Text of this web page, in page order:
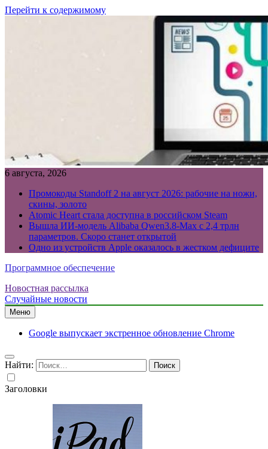
Перейти к содержимому
6 августа, 2026
Промокоды Standoff 2 на август 2026: рабочие на ножи,
скины, золото
Atomic Heart стала доступна в российском Steam
Вышла ИИ-модель Alibaba Qwen3.8-Max с 2,4 трлн
параметров. Скоро станет открытой
Одно из устройств Apple оказалось в жестком дефиците
Программное обеспечение
Новостная рассылка
Случайные новости
Меню
Google выпускает экстренное обновление Chrome
Найти:
Заголовки